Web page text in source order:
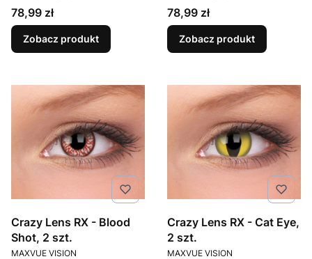
Cena
78,99 zł
Zobacz produkt
Cena
78,99 zł
Zobacz produkt
Crazy Lens RX - Blood
Shot, 2 szt.
PRODUCENT
MAXVUE VISION
Crazy Lens RX - Cat Eye,
2 szt.
PRODUCENT
MAXVUE VISION